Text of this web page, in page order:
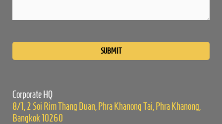
Corporate HQ
8/1, 2 Soi Rim Thang Duan, Phra Khanong Tai, Phra Khanong,
Bangkok 10260